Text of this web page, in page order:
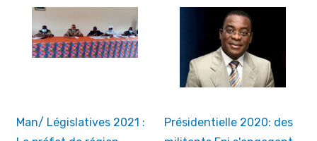
Man/ Législatives 2021 :
Présidentielle 2020: des